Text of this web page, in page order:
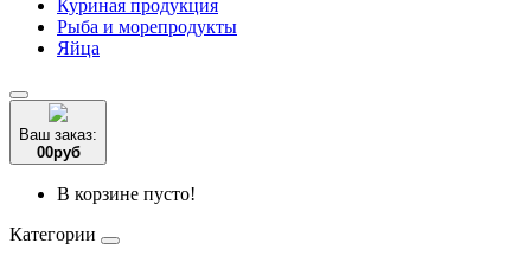
Куриная продукция
Рыба и морепродукты
Яйца
Ваш заказ:
00руб
В корзине пусто!
Категории